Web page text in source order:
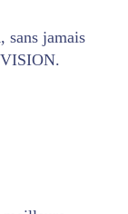
sans jamais